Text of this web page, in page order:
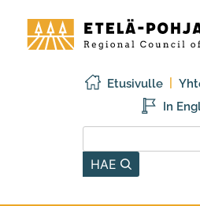
sisältöön
Pohjanmaan
liitto
Etusivulle
HAE
In